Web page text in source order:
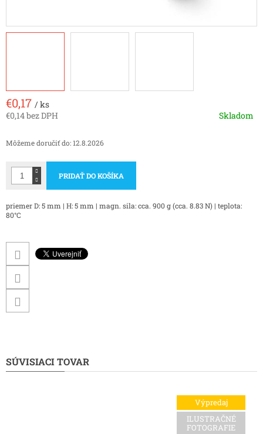
€0,17 / ks
€0,14 bez DPH
cena:
Skladom
Môžeme doručiť do:12.8.2026
PRIDAŤ DO KOŠÍKA
priemer D: 5 mm | H: 5 mm | magn. sila: cca. 900 g (cca. 8.83 N) | teplota:
80°C
SÚVISIACI TOVAR
Výpredaj
ILUSTRAČNÉ
FOTOGRAFIE